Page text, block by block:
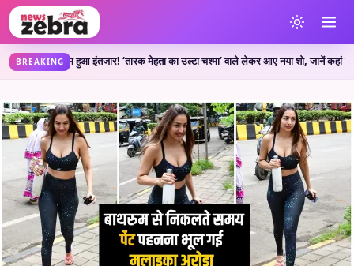
BREAKING
खत्म हुआ इंतजार! ‘तारक मेहता का उल्टा चश्मा’ वाले लेकर आए नया शो, जानें कहां देख